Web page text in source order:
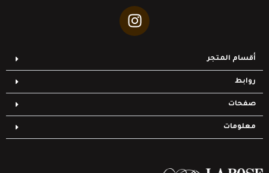
أقسام المتجر
روابط
صفحات
معلومات